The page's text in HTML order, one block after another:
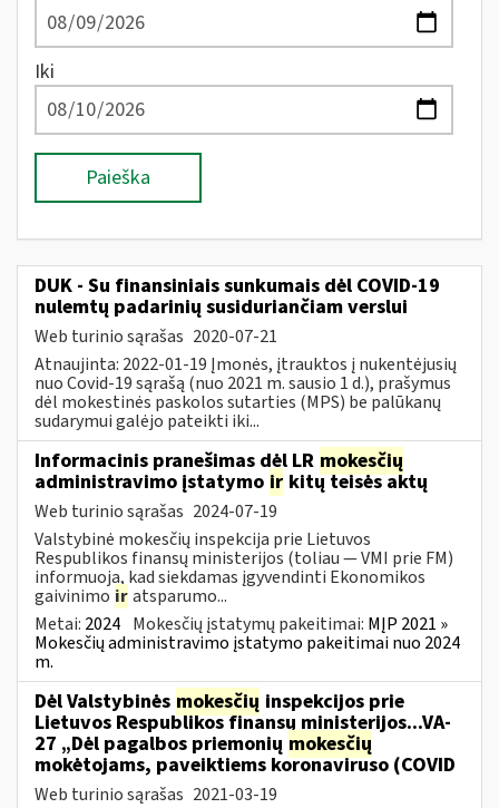
Iki
Paieška
DUK - Su finansiniais sunkumais dėl COVID-19
nulemtų padarinių susiduriančiam verslui
Web turinio sąrašas 2020-07-21
Atnaujinta: 2022-01-19 Įmonės, įtrauktos į nukentėjusių
nuo Covid-19 sąrašą (nuo 2021 m. sausio 1 d.), prašymus
dėl mokestinės paskolos sutarties (MPS) be palūkanų
sudarymui galėjo pateikti iki...
Informacinis pranešimas dėl LR mokesčių
administravimo įstatymo ir kitų teisės aktų
Web turinio sąrašas 2024-07-19
Valstybinė mokesčių inspekcija prie Lietuvos
Respublikos finansų ministerijos (toliau — VMI prie FM)
informuoja, kad siekdamas įgyvendinti Ekonomikos
gaivinimo iratsparumo...
Metai: 2024 Mokesčių įstatymų pakeitimai: MĮP 2021 »
Mokesčių administravimo įstatymo pakeitimai nuo 2024
m.
Dėl Valstybinės mokesčių inspekcijos prie
Lietuvos Respublikos finansų ministerijos...VA-
27 „Dėl pagalbos priemonių mokesčių
mokėtojams, paveiktiems koronaviruso (COVID
Web turinio sąrašas 2021-03-19